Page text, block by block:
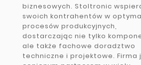
biznesowych. Stoltronic
swoich kontrahentów w
procesów produkcyjnych,
dostarczając nie tylko
ale także fachowe doradztwo
techniczne i projektowe. Firma